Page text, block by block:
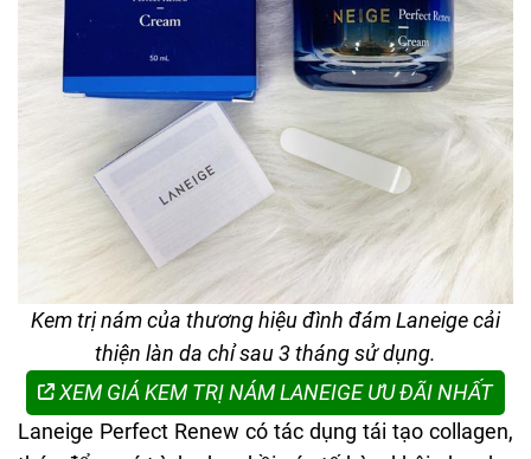
Kem trị nám của thương hiệu đình đám Laneige cải
thiện làn da chỉ sau 3 tháng sử dụng.
XEM GIÁ KEM TRỊ NÁM LANEIGE ƯU ĐÃI NHẤT
Laneige Perfect Renew có tác dụng tái tạo collagen,